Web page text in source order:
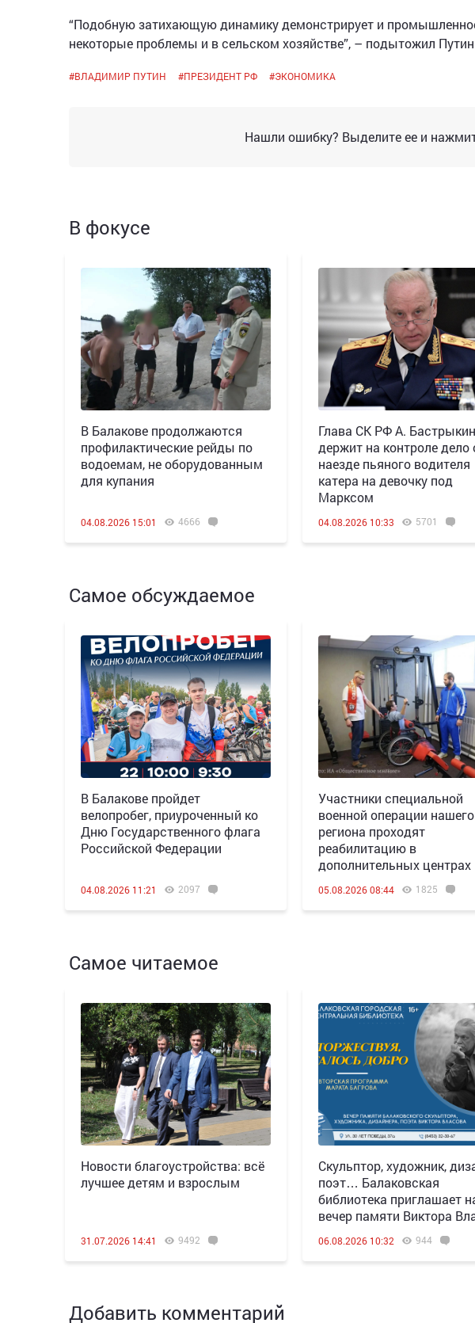
“Подобную затихающую динамику демонстрирует и
некоторые проблемы и в сельском хозяйстве”, – подытожил
#ВЛАДИМИР ПУТИН #ПРЕЗИДЕНТ РФ #ЭКОНОМИКА
Нашли ошибку? Выделите ее и
В фокусе
В Балакове продолжаются
профилактические рейды по
водоемам, не оборудованным
для купания
04.08.2026 15:01 4666
Глава СК РФ А. Бастрыкин
держит на контроле дело
наезде пьяного водителя
катера на девочку под
Марксом
04.08.2026 10:33 5701
Самое обсуждаемое
В Балакове пройдет
велопробег, приуроченный ко
Дню Государственного флага
Российской Федерации
04.08.2026 11:21 2097
Участники специальной
военной операции нашего
региона проходят
реабилитацию в
дополнительных центрах
05.08.2026 08:44 1825
Самое читаемое
Новости благоустройства: всё
лучшее детям и взрослым
31.07.2026 14:41 9492
Скульптор, художник,
поэт… Балаковская
библиотека приглашает
вечер памяти Виктора
06.08.2026 10:32 944
Добавить комментарий